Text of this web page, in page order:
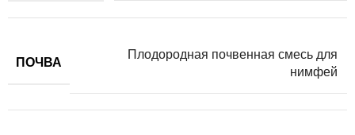
ПОЧВА
Плодородная почвенная смесь для
нимфей